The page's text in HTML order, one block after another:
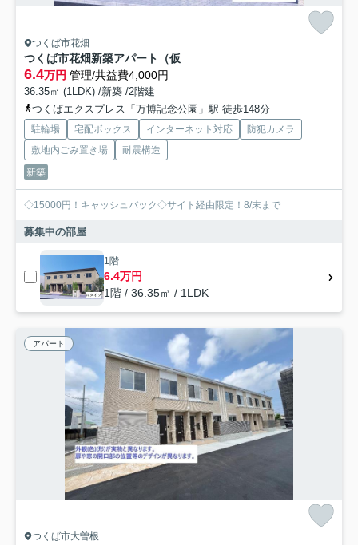
つくば市花畑
つくば市花畑新築アパート（仮
6.4万円 管理/共益費4,000円
36.35㎡ (1LDK) /新築 /2階建
つくばエクスプレス「万博記念公園」駅 徒歩148分
駐輪場 宅配ボックス インターネット対応
防犯カメラ
敷地内ごみ置き場
耐震構造
新築
◇15000円！キャッシュバック◇サイト経由限定！8/末まで
募集中の部屋
1階
6.4万円
1階 / 36.35㎡ / 1LDK
アパート
つくば市大曽根